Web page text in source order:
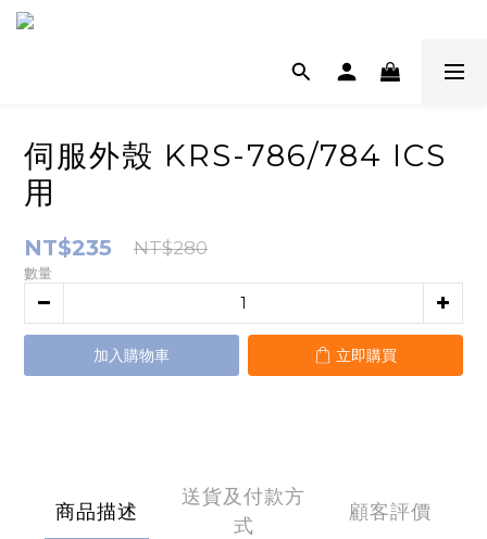
伺服外殼 KRS-786/784 ICS
用
NT$235 NT$280
數量
加入購物車 立即購買
商品描述
送貨及付款方
式
顧客評價